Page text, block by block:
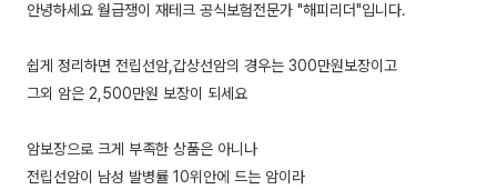
안녕하세요 월급쟁이 재테크 공식보험전문가 "해피리더"입니다.
쉽게 정리하면 전립선암,갑상선암의 경우는 300만원보장이고
그외 암은 2,500만원 보장이 되세요
암보장으로 크게 부족한 상품은 아니나
전립선암이 남성 발병률 10위안에 드는 암이라